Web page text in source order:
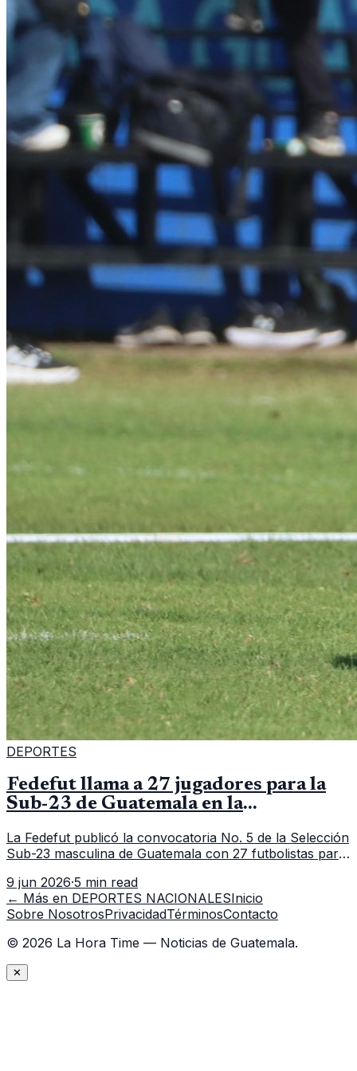
DEPORTES
Fedefut llama a 27 jugadores para la
Sub-23 de Guatemala en la
La Fedefut publicó la convocatoria No. 5 de la Selección
Sub-23 masculina de Guatemala con 27 futbolistas para
9 jun 2026·5 min read
← Más en DEPORTES NACIONALESInicio
Sobre NosotrosPrivacidadTérminosContacto
© 2026 La Hora Time — Noticias de Guatemala.